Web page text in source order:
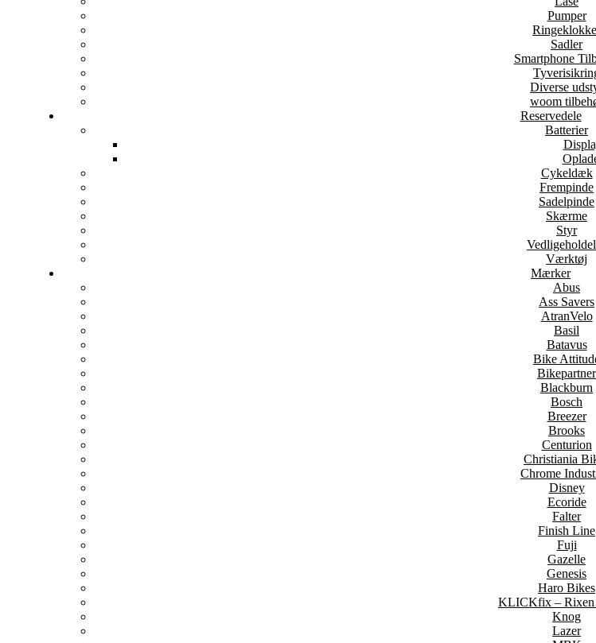
Pumper
Sadler
Smartphone
Diverse
woom
Reservedele
Batterier
Cykeldæk
Frempinde
Sadelpinde
Skærme
Styr
Værktøj
Mærker
Abus
Ass Savers
AtranVelo
Basil
Batavus
Bike
Bikepartner
Blackburn
Bosch
Breezer
Brooks
Centurion
Christiania
Chrome
Disney
Ecoride
Falter
Finish Line
Fuji
Gazelle
Genesis
Haro Bikes
KLICKfix –
Knog
Lazer